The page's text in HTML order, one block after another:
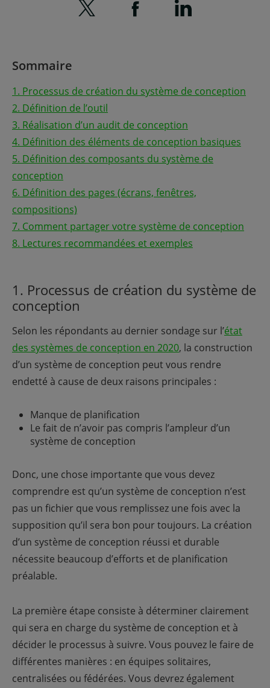
Sommaire
1. Processus de création du système de conception
2. Définition de l’outil
3. Réalisation d’un audit de conception
4. Définition des éléments de conception basiques
5. Définition des composants du système de
conception
6. Définition des pages (écrans, fenêtres,
compositions)
7. Comment partager votre système de conception
8. Lectures recommandées et exemples
1. Processus de création du système de
conception
Selon les répondants au dernier sondage sur l’état
des systèmes de conception en 2020, la construction
d’un système de conception peut vous rendre
endetté à cause de deux raisons principales :
Manque de planification
Le fait de n’avoir pas compris l’ampleur d’un
système de conception
Donc, une chose importante que vous devez
comprendre est qu’un système de conception n’est
pas un fichier que vous remplissez une fois avec la
supposition qu’il sera bon pour toujours. La création
d’un système de conception réussi et durable
nécessite beaucoup d’efforts et de planification
préalable.
La première étape consiste à déterminer clairement
qui sera en charge du système de conception et à
décider le processus à suivre. Vous pouvez le faire de
différentes manières : en équipes solitaires,
centralisées ou fédérées. Vous devrez également